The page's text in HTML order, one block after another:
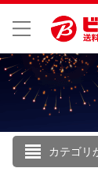
カテゴリ